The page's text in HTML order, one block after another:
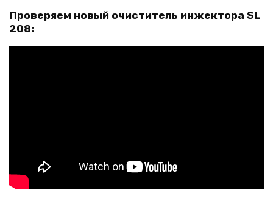
Проверяем новый очиститель инжектора SL
208: